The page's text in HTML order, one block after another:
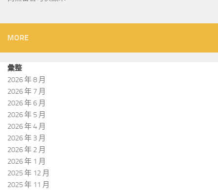
MORE
彙整
2026 年 8 月
2026 年 7 月
2026 年 6 月
2026 年 5 月
2026 年 4 月
2026 年 3 月
2026 年 2 月
2026 年 1 月
2025 年 12 月
2025 年 11 月